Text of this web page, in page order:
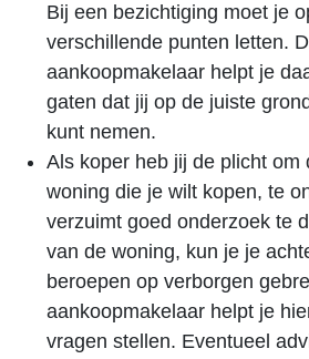
Bij een bezichtiging moet je
verschillende punten letten.
aankoopmakelaar helpt je
gaten dat jij op de juiste
kunt nemen.
Als koper heb jij de plicht om
woning die je wilt kopen, te
verzuimt goed onderzoek te
van de woning, kun je je
beroepen op verborgen
aankoopmakelaar helpt je
vragen stellen. Eventueel